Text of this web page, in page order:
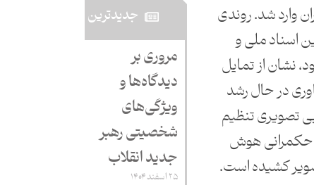
وارد شد. روندی
اسناد ملی و
نشان از تمایل
در حال رشد
تصویری تنظیم
حکمرانی هوش
کشیده است.
جدید‌ترین
مروری بر
دیدگاه‌ها و
ویژگی‌های
شخصیتی رهبر
جدید انقلاب
۲۵ اسفند ۱۴۰۴